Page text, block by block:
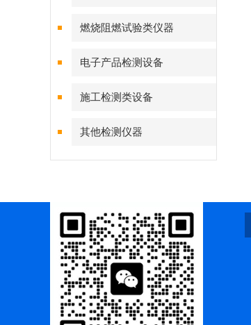
燃烧阻燃试验类仪器
电子产品检测设备
施工检测类设备
其他检测仪器